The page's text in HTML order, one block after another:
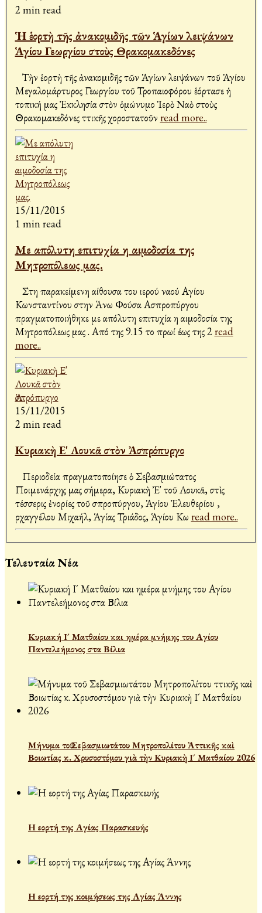
2 min read
Ἡ ἑορτὴ τῆς ἀνακομιδῆς τῶν Ἁγίων λειψάνων
Ἁγίου Γεωργίου στοὺς Θρακομακεδόνες
Τὴν ἑορτὴ τῆς ἀνακομιδῆς τῶν Ἁγίων λειψάνων τοῦ Ἁγίου
Μεγαλομάρτυρος Γεωργίου τοῦ Τροπαιοφόρου ἑόρτασε ἡ
τοπική μας Ἐκκλησία στὸν ὁμώνυμο Ἱερὸ Ναὸ στοὺς
Θρακομακεδόνες Ἀττικῆς χοροστατοῦν read more..
15/11/2015
1 min read
Με απόλυτη επιτυχία η αιμοδοσία της
Μητροπόλεως μας.
Στη παρακείμενη αίθουσα του ιερού ναού Αγίου
Κωνσταντίνου στην Άνω Φούσα Ασπροπύργου
πραγματοποιήθηκε με απόλυτη επιτυχία η αιμοδοσία της
Μητροπόλεως μας . Από της 9.15 το πρωί έως της 2read
more..
15/11/2015
2 min read
Κυριακὴ Ε' Λουκᾶ στὸν Ἀσπρόπυργο
Περιοδεία πραγματοποίησε ὁ Σεβασμιώτατος
Ποιμενάρχης μας σήμερα, Κυριακὴ Ἐ' τοῦ Λουκᾶ, στὶς
τέσσερις ἐνορίες τοῦ Ἀσπροπύργου, Ἁγίου Ἐλευθερίου ,
Ἀρχαγγέλου Μιχαήλ, Ἁγίας Τριάδος, Ἁγίου Κω read more..
Τελευταία Νέα
Κυριακή Ι´ Ματθαίου και ημέρα μνήμης του Αγίου
Παντελεήμονος στα Βίλια
Μήνυμα τοῦ Σεβασμιωτάτου Μητροπολίτου Ἀττικῆς καὶ
Βοιωτίας κ. Χρυσοστόμου γιὰ τὴν Κυριακὴ Ι´ Ματθαίου 2026
Η εορτή της Αγίας Παρασκευής
Η εορτή της κοιμήσεως της Αγίας Άννης